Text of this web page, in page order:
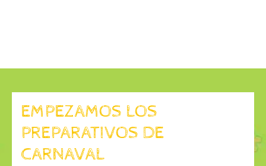
EMPEZAMOS LOS
PREPARATIVOS DE
CARNAVAL